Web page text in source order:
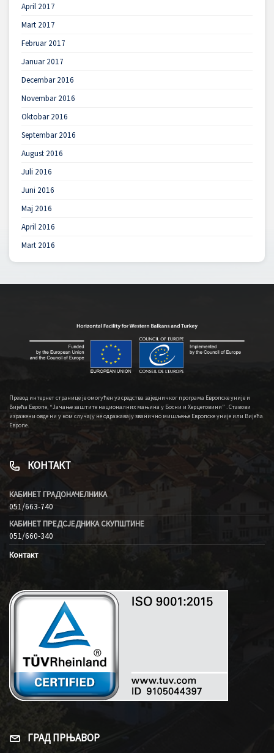
April 2017
Mart 2017
Februar 2017
Januar 2017
Decembar 2016
Novembar 2016
Oktobar 2016
Septembar 2016
August 2016
Juli 2016
Juni 2016
Maj 2016
April 2016
Mart 2016
Превод интернет странице је омогућен уз средства заједничког програма Европске уније и
Вијећа Европе, “Јачање заштите националних мањина у Босни и Херцеговини” . Ставови
изражени овде ни у ком случају не одражавају званично мишљење Европске уније или Вијећа
Европе.
КОНТАКТ
КАБИНЕТ ГРАДОНАЧЕЛНИКА
051/663-740
КАБИНЕТ ПРЕДСЈЕДНИКА СКУПШТИНЕ
051/660-340
Контакт
ГРАД ПРЊАВОР